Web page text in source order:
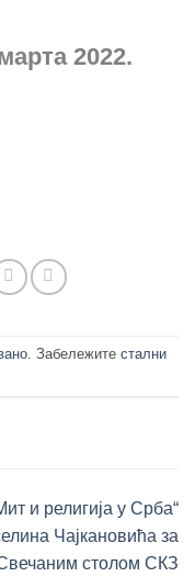
2022.
. Забележите стални
и религија у Срба“
Чајкановића за
столом СКЗ